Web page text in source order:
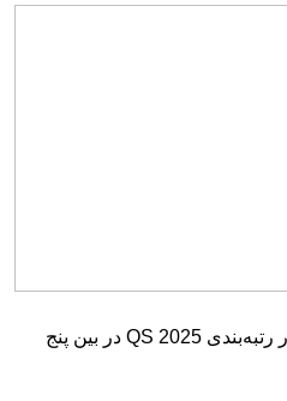
دانشگاه معدن سن پترزبورگ در رتبه‌بندی QS 2025 در بین پنج